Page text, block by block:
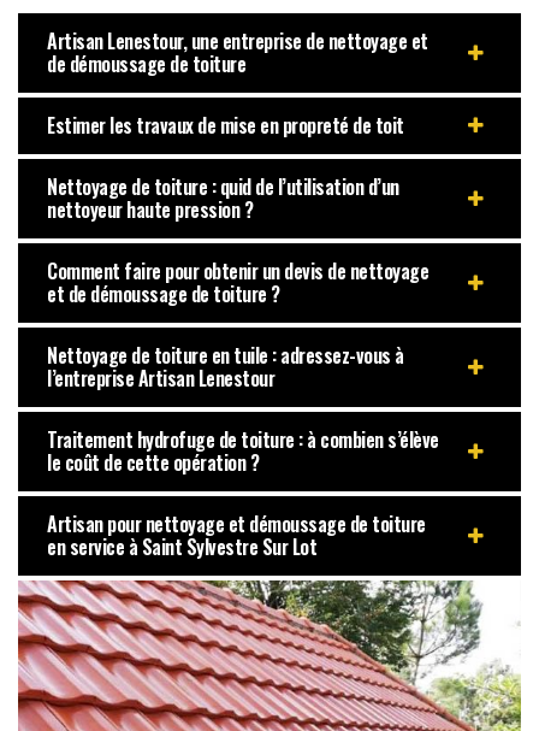
Artisan Lenestour, une entreprise de nettoyage et
de démoussage de toiture
Estimer les travaux de mise en propreté de toit
Nettoyage de toiture : quid de l’utilisation d’un
nettoyeur haute pression ?
Comment faire pour obtenir un devis de nettoyage
et de démoussage de toiture ?
Nettoyage de toiture en tuile : adressez-vous à
l’entreprise Artisan Lenestour
Traitement hydrofuge de toiture : à combien s’élève
le coût de cette opération ?
Artisan pour nettoyage et démoussage de toiture
en service à Saint Sylvestre Sur Lot